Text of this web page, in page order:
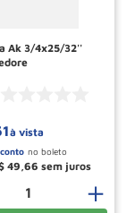
Ak 3/4x25/32''
à vista
49 66
＋